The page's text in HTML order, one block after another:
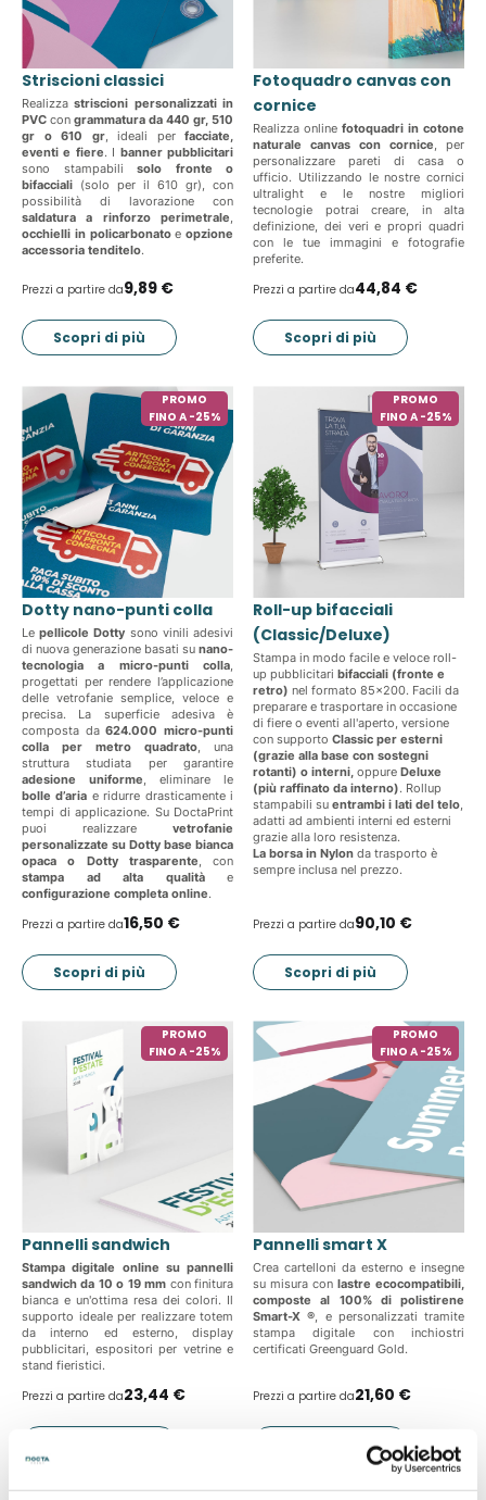
Striscioni classici
Realizzastriscioni personalizzati in
PVC con grammatura da 440 gr, 510
gr o 610 gr, ideali per facciate,
eventi e fiere. I banner pubblicitari
sono stampabili solo fronte o
bifacciali (solo per il 610 gr), con
possibilità di lavorazione con
saldatura a rinforzo perimetrale,
occhielli in policarbonatoe opzione
accessoria tenditelo.
Prezzi a partire da9,89 €
Scopri di più
Fotoquadro canvas con
cornice
Realizza online fotoquadri in cotone
naturale canvas con cornice, per
personalizzare pareti di casa o
ufficio. Utilizzando le nostre cornici
ultralight e le nostre migliori
tecnologie potrai creare, in alta
definizione, dei veri e propri quadri
con le tue immagini e fotografie
preferite.
Prezzi a partire da44,84 €
Scopri di più
PROMO
FINO A -25%
Dotty nano-punti colla
Lepellicole Dotty sono vinili adesivi
di nuova generazione basati su nano-
tecnologia a micro-punti colla,
progettati per rendere l’applicazione
delle vetrofanie semplice, veloce e
precisa. La superficie adesiva è
composta da624.000 micro-punti
colla per metro quadrato, una
struttura studiata per garantire
adesione uniforme, eliminare le
bolle d’aria e ridurre drasticamente i
tempi di applicazione. Su DoctaPrint
puoi realizzare vetrofanie
personalizzate su Dotty base bianca
opaca o Dotty trasparente, con
stampa ad alta qualitàe
configurazione completa online.
Prezzi a partire da16,50 €
Scopri di più
PROMO
FINO A -25%
Roll-up bifacciali
(Classic/Deluxe)
Stampa in modo facile e veloce roll-
up pubblicitari bifacciali (fronte e
retro) nel formato 85x200. Facili da
preparare e trasportare in occasione
di fiere o eventi all'aperto, versione
con supporto Classic per esterni
(grazie alla base con sostegni
rotanti) o interni, oppure Deluxe
(più raffinato da interno). Rollup
stampabili su entrambi i lati del telo,
adatti ad ambienti interni ed esterni
grazie alla loro resistenza.
La borsa in Nylon da trasporto è
sempre inclusa nel prezzo.
Prezzi a partire da90,10 €
Scopri di più
PROMO
FINO A -25%
Pannelli sandwich
Stampa digitale online su pannelli
sandwich da 10 o 19 mm con finitura
bianca e un'ottima resa dei colori. Il
supporto ideale per realizzare totem
da interno ed esterno, display
pubblicitari, espositori per vetrine e
stand fieristici.
Prezzi a partire da23,44 €
PROMO
FINO A -25%
Pannelli smart X
Crea cartelloni da esterno e insegne
su misura con lastre ecocompatibili,
composte al 100% di polistirene
Smart-X ®, e personalizzati tramite
stampa digitale con inchiostri
certificati Greenguard Gold.
Prezzi a partire da21,60 €
Scopri di più